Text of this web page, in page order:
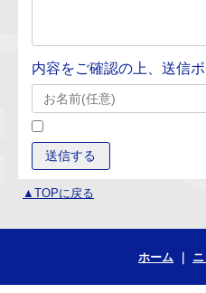
内容をご確認の上、送信
▲TOPに戻る
ホーム